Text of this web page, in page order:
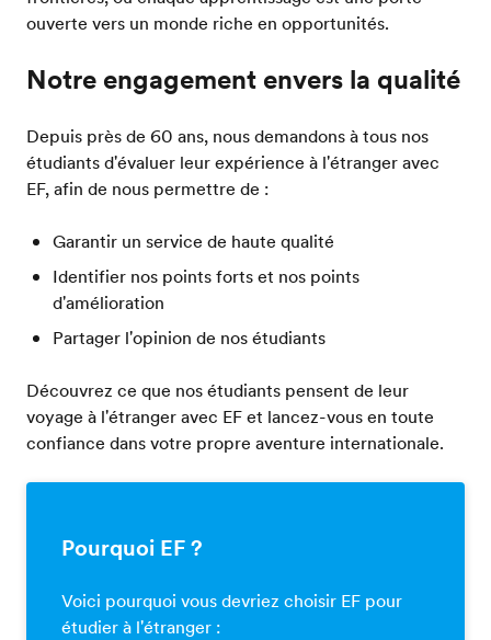
ouverte vers un monde riche en opportunités.
Notre engagement envers la qualité
Depuis près de 60 ans, nous demandons à tous nos
étudiants d'évaluer leur expérience à l'étranger avec
EF, afin de nous permettre de :
Garantir un service de haute qualité
Identifier nos points forts et nos points
d'amélioration
Partager l'opinion de nos étudiants
Découvrez ce que nos étudiants pensent de leur
voyage à l'étranger avec EF et lancez-vous en toute
confiance dans votre propre aventure internationale.
Pourquoi EF ?
Voici pourquoi vous devriez choisir EF pour
étudier à l'étranger :